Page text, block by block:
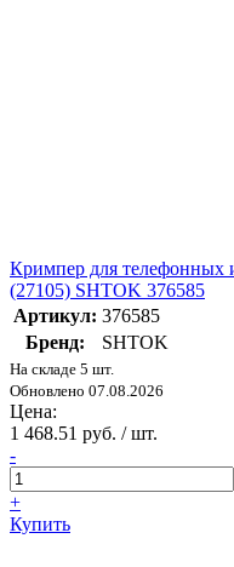
Кримпер для телефонных
(27105) SHTOK 376585
Артикул: 376585
Бренд:
SHTOK
На складе 5 шт.
Обновлено 07.08.2026
Цена:
1 468.51 руб. / шт.
-
+
Купить